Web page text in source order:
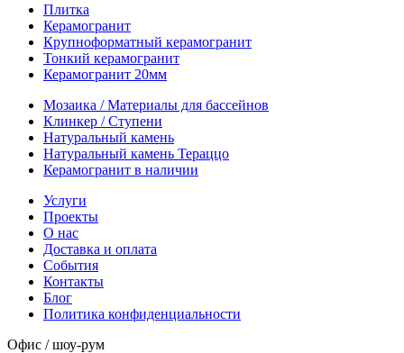
Плитка
Керамогранит
Крупноформатный керамогранит
Тонкий керамогранит
Керамогранит 20мм
Мозаика / Материалы для бассейнов
Клинкер / Ступени
Натуральный камень
Натуральный камень Тераццо
Керамогранит в наличии
Услуги
Проекты
О нас
Доставка и оплата
События
Контакты
Блог
Политика конфиденциальности
Офис / шоу-рум